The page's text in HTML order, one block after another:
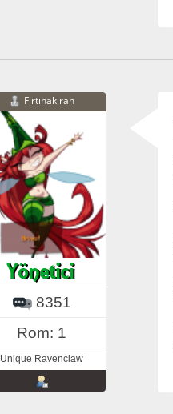
Fırtınakıran
8351
Rom: 1
Unique Ravenclaw